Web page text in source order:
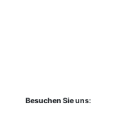
Besuchen Sie uns: